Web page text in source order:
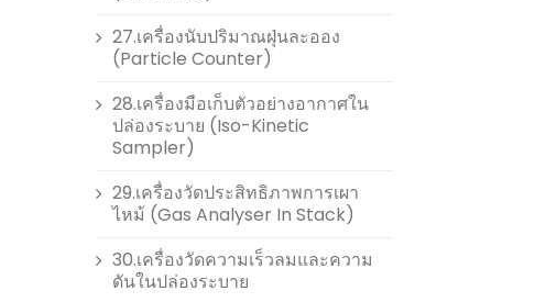
27.เครื่องนับปริมาณฝุ่นละออง
(Particle Counter)
28.เครื่องมือเก็บตัวอย่างอากาศใน
ปล่องระบาย (Iso-Kinetic
Sampler)
29.เครื่องวัดประสิทธิภาพการเผา
ไหม้ (Gas Analyser In Stack)
30.เครื่องวัดความเร็วลมและความ
ดันในปล่องระบาย